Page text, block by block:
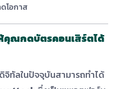
โอกาส
คุณกดบัตรคอนเสิร์ตได้
ทัลในปัจจุบันสามารถทำได้